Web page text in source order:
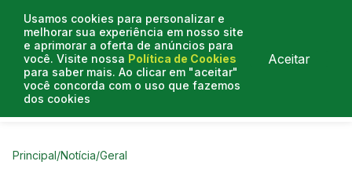
Usamos cookies para personalizar e
melhorar sua experiência em nosso site
e aprimorar a oferta de anúncios para
você. Visite nossa Política de Cookies
para saber mais. Ao clicar em "aceitar"
você concorda com o uso que fazemos
dos cookies
Aceitar
Curtas do Poder
Principal/Notícia/Geral